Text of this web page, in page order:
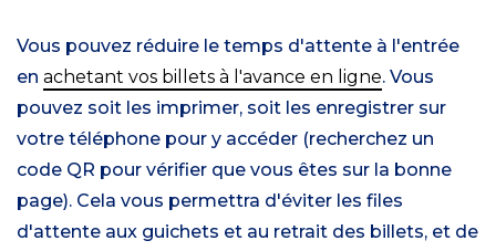
Vous pouvez réduire le temps d'attente à l'entrée
en achetant vos billets à l'avance en ligne. Vous
pouvez soit les imprimer, soit les enregistrer sur
votre téléphone pour y accéder (recherchez un
code QR pour vérifier que vous êtes sur la bonne
page). Cela vous permettra d'éviter les files
d'attente aux guichets et au retrait des billets, et de